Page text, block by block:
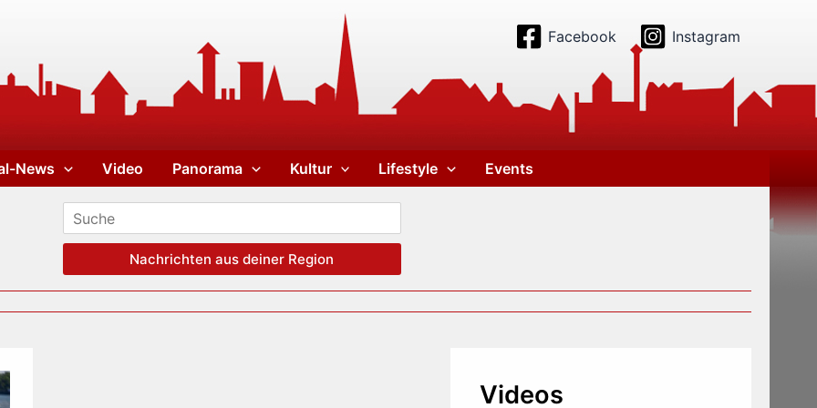
Facebook Instagram
News Video Panorama Kultur Lifestyle Events
Nachrichten aus deiner Region
Videos